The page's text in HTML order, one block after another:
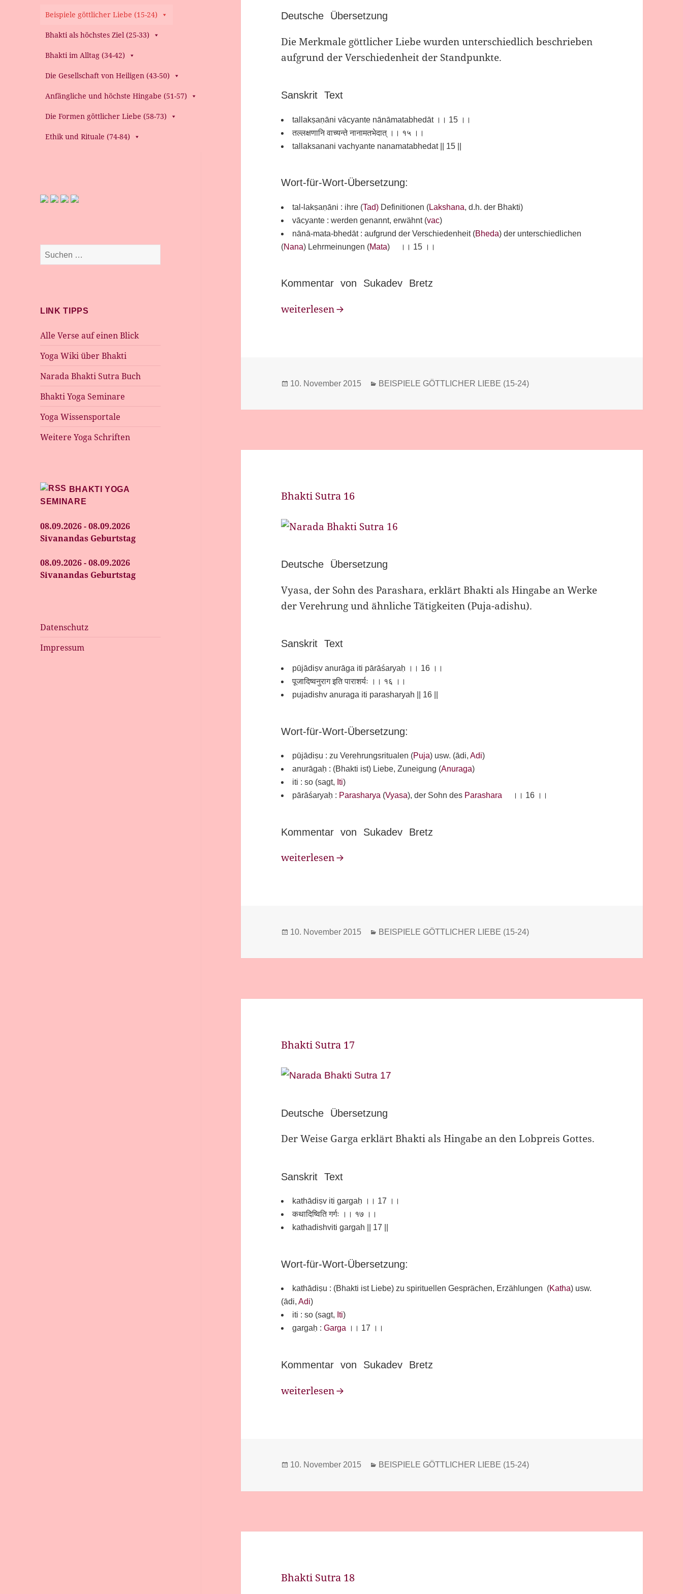
Beispiele göttlicher Liebe (15-24)
Bhakti als höchstes Ziel (25-33)
Bhakti im Alltag (34-42)
Die Gesellschaft von Heiligen (43-50)
Anfängliche und höchste Hingabe (51-57)
Die Formen göttlicher Liebe (58-73)
Ethik und Rituale (74-84)
Suchen
nach:
LINK TIPPS
Alle Verse auf einen Blick
Yoga Wiki über Bhakti
Narada Bhakti Sutra Buch
Bhakti Yoga Seminare
Yoga Wissensportale
Weitere Yoga Schriften
BHAKTI YOGA
SEMINARE
08.09.2026 - 08.09.2026
Sivanandas Geburtstag
08.09.2026 - 08.09.2026
Sivanandas Geburtstag
Datenschutz
Impressum
Deutsche Übersetzung
Die Merkmale göttlicher Liebe wurden unterschiedlich beschrieben
aufgrund der Verschiedenheit der Standpunkte.
Sanskrit Text
tallakṣaṇāni vācyante nānāmatabhedāt ।। 15 ।।
तल्लक्षणानि वाच्यन्ते नानामतभेदात् ।। १५ ।।
tallaksanani vachyante nanamatabhedat || 15 ||
Wort-für-Wort-Übersetzung:
tal-lakṣaṇāni : ihre (Tad) Definitionen (Lakshana, d.h. der Bhakti)
vācyante : werden genannt, erwähnt (vac)
nānā-mata-bhedāt : aufgrund der Verschiedenheit (Bheda) der unterschiedlichen
(Nana) Lehrmeinungen (Mata) ।। 15 ।।
Kommentar von Sukadev Bretz
Bhakti Sutra 15
weiterlesen
Veröffentlicht
10. November 2015 Kategorien
BEISPIELE GÖTTLICHER LIEBE (15-24)
Bhakti Sutra 16
Deutsche Übersetzung
Vyasa, der Sohn des Parashara, erklärt Bhakti als Hingabe an Werke
der Verehrung und ähnliche Tätigkeiten (Puja-adishu).
Sanskrit Text
pūjādiṣv anurāga iti pārāśaryaḥ ।। 16 ।।
पूजादिष्वनुराग इति पाराशर्यः ।। १६ ।।
pujadishv anuraga iti parasharyah || 16 ||
Wort-für-Wort-Übersetzung:
pūjādiṣu : zu Verehrungsritualen (Puja) usw. (ādi,Adi)
anurāgaḥ : (Bhakti ist) Liebe, Zuneigung (Anuraga)
iti : so (sagt, Iti)
pārāśaryaḥ : Parasharya (Vyasa), der Sohn des Parashara ।। 16 ।।
Kommentar von Sukadev Bretz
Bhakti Sutra 16
weiterlesen
Veröffentlicht
10. November 2015 Kategorien
BEISPIELE GÖTTLICHER LIEBE (15-24)
Bhakti Sutra 17
Deutsche Übersetzung
Der Weise Garga erklärt Bhakti als Hingabe an den Lobpreis Gottes.
Sanskrit Text
kathādiṣv iti gargaḥ ।। 17 ।।
कथादिष्विति गर्गः ।। १७ ।।
kathadishviti gargah || 17 ||
Wort-für-Wort-Übersetzung:
kathādiṣu : (Bhakti ist Liebe) zu spirituellen Gesprächen, Erzählungen (Katha) usw.
(ādi,Adi)
iti : so (sagt, Iti)
gargaḥ :Garga ।। 17 ।।
Kommentar von Sukadev Bretz
Bhakti Sutra 17
weiterlesen
Veröffentlicht
10. November 2015 Kategorien
BEISPIELE GÖTTLICHER LIEBE (15-24)
Bhakti Sutra 18